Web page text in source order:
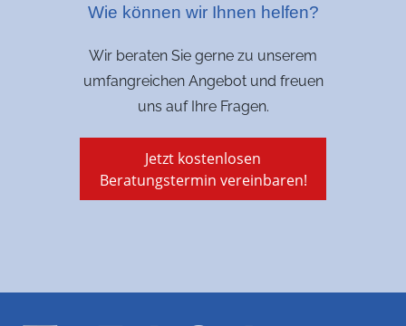
Wie können wir Ihnen helfen?
Wir beraten Sie gerne zu unserem
umfangreichen Angebot und freuen
uns auf Ihre Fragen.
Jetzt kostenlosen
Beratungstermin vereinbaren!